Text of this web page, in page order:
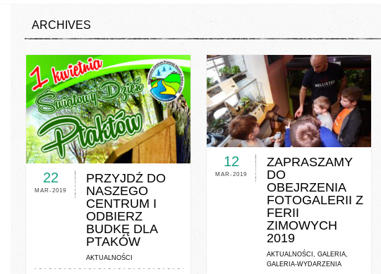
ARCHIVES
0 COMMENTS / 0 VOTES
22
MAR-2019
PRZYJDŹ DO
NASZEGO
CENTRUM I
ODBIERZ
BUDKĘ DLA
PTAKÓW
AKTUALNOŚCI
0 COMMENTS / 0 VOTES
12
MAR-2019
ZAPRASZAMY
DO
OBEJRZENIA
FOTOGALERII Z
FERII
ZIMOWYCH
2019
AKTUALNOŚCI , GALERIA,
GALERIA-WYDARZENIA